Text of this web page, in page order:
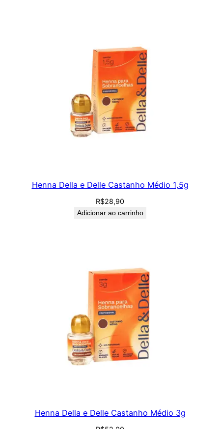
Henna Della e Delle Castanho Médio 1,5g
R$28,90
Adicionar ao carrinho
Henna Della e Delle Castanho Médio 3g